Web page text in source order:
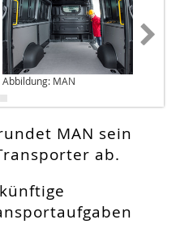
Abbildung: MAN
MAN sein
ab.